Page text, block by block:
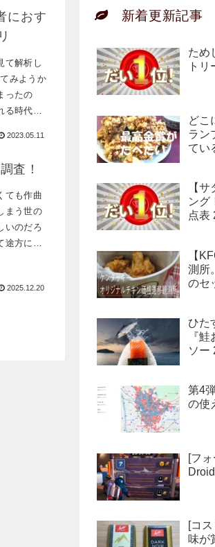
におす
て解析し
みようか
ったの
る時代
2023.05.11
査！
ても作曲
まう世の
いのだろ
途方に暮
2025.12.20
新着更新記事
ため
ト
どこ
ラン
てい
【
ング
点表
【
測所
のセ
ひた
『
ソー
第4
の使
[フ
[コ
味が